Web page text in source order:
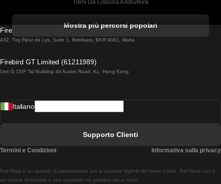
Treni Da Lisbona A Albufeira
Treni Da Lisbona A Lagos
Treni Da Lisbona A Madrid
Treni Da Lisbon A Braga
Mostra più percorsi popolari
Firebird GT Limited (OC 1451)
432, Triq Fleur de Lys, Suite 1, Birkirkara, BKR 9061, Malta
Firebird GT Limited (61211989)
Unit G 15/F Tal Building 49 Austin Road, KL, Hong Kong
Rail Ninja è un servizio di prenotazione per acquistare biglietti del treno online. Rail Ninja non è
un vettore ferroviario e non possiede né gestisce alcun treno.
Italiano
Supporto Clienti
Termini e Condizioni Informativa sulla privacy